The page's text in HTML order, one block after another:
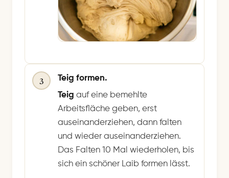
3
Teig formen.
Teig auf eine bemehlte
Arbeitsfläche geben, erst
auseinanderziehen, dann falten
und wieder auseinanderziehen.
Das Falten 10 Mal wiederholen, bis
sich ein schöner Laib formen lässt.